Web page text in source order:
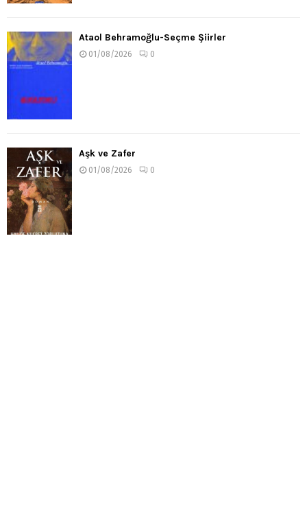
Ataol Behramoğlu-Seçme Şiirler
01/08/2026 0
Aşk ve Zafer
01/08/2026 0